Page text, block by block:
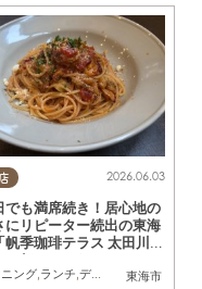
東海市
2026.06.03
でも満席続き！居心地の
にリピーター続出の東海
帆季珈琲テラス 太田川
に行ってみた
ング, ランチ ディナー ,カフェ